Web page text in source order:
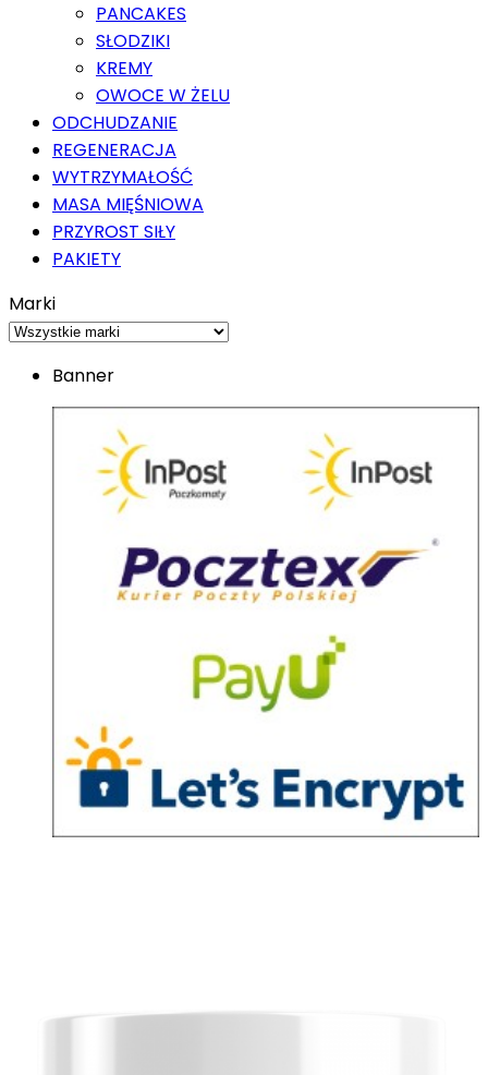
PANCAKES
SŁODZIKI
KREMY
OWOCE W ŻELU
ODCHUDZANIE
REGENERACJA
WYTRZYMAŁOŚĆ
MASA MIĘŚNIOWA
PRZYROST SIŁY
PAKIETY
Marki
Banner